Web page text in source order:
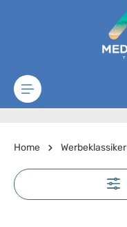
Zum Hauptinhalt springen
Home Werbeklassiker